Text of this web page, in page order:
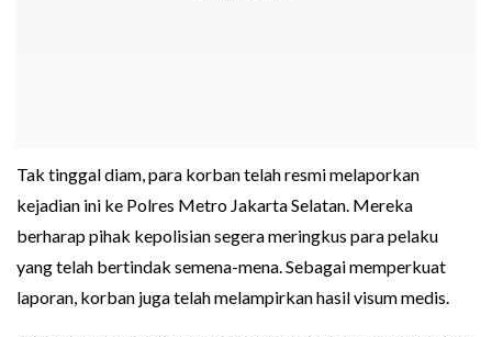
Tak tinggal diam, para korban telah resmi melaporkan
kejadian ini ke Polres Metro Jakarta Selatan. Mereka
berharap pihak kepolisian segera meringkus para pelaku
yang telah bertindak semena-mena. Sebagai memperkuat
laporan, korban juga telah melampirkan hasil visum medis.